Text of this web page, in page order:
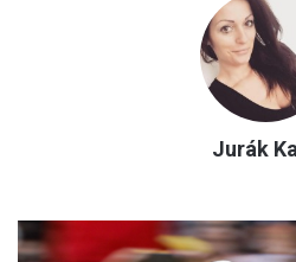
Jurák